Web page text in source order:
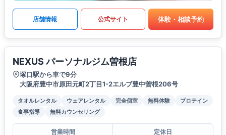
店舗情報 公式サイト 体験・相談予約
NEXUS パーソナルジム曽根店
塚口駅から車で9分
大阪府豊中市原田元町2丁目1-2エルブ豊中曽根206号
タオルレンタル ウェアレンタル 完全個室 無料体験
プロテイン
食事指導
無料カウンセリング
営業時間 定休日